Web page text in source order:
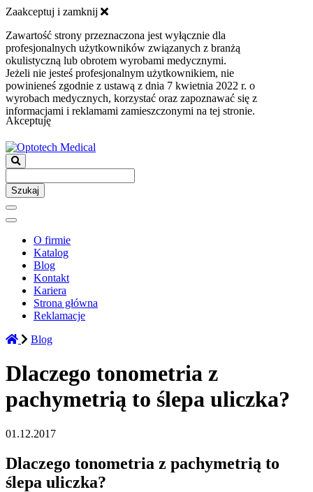
Zaakceptuj i zamknij
Zawartość strony przeznaczona jest wyłącznie dla
profesjonalnych użytkowników związanych z branżą
okulistyczną lub obrotem wyrobami medycznymi.
Jeżeli nie jesteś profesjonalnym użytkownikiem, nie
powinieneś zgodnie z ustawą z dnia 7 kwietnia 2022 r. o
wyrobach medycznych, korzystać oraz zapoznawać się z
informacjami i reklamami zamieszczonymi na tej stronie.
Akceptuję
Szukaj
O firmie
Katalog
Blog
Kontakt
Kariera
Strona główna
Reklamacje
Blog
Dlaczego tonometria z
pachymetrią to ślepa uliczka?
01.12.2017
Dlaczego tonometria z pachymetrią to
ślepa uliczka?